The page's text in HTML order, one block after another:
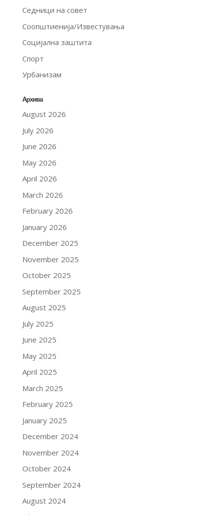
Седници на совет
Соопштиенија/Известувања
Социјална заштита
Спорт
Урбанизам
Архива
August 2026
July 2026
June 2026
May 2026
April 2026
March 2026
February 2026
January 2026
December 2025
November 2025
October 2025
September 2025
August 2025
July 2025
June 2025
May 2025
April 2025
March 2025
February 2025
January 2025
December 2024
November 2024
October 2024
September 2024
August 2024